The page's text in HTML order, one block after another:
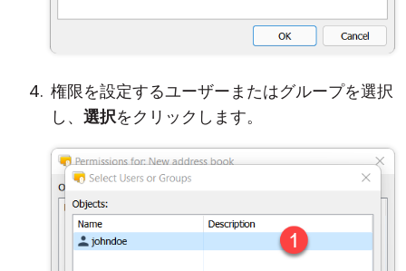
権限を設定するユーザーまたはグループを選択
し、 選択をクリックします。